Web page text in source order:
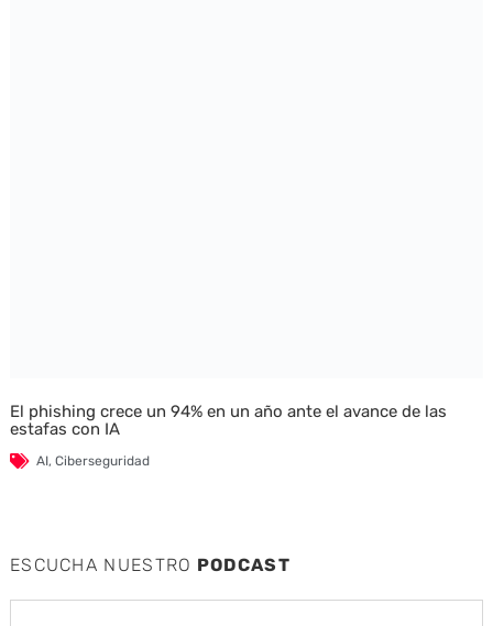
El phishing crece un 94% en un año ante el avance de las
estafas con IA
AI, Ciberseguridad
ESCUCHA NUESTRO PODCAST